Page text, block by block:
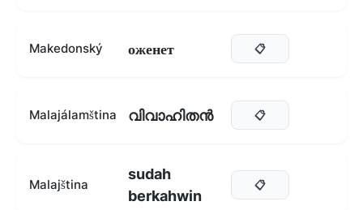
Makedonský оженет 📋
Malajálamština വിവാഹിതൻ 📋
Malajština
sudah
berkahwin
📋